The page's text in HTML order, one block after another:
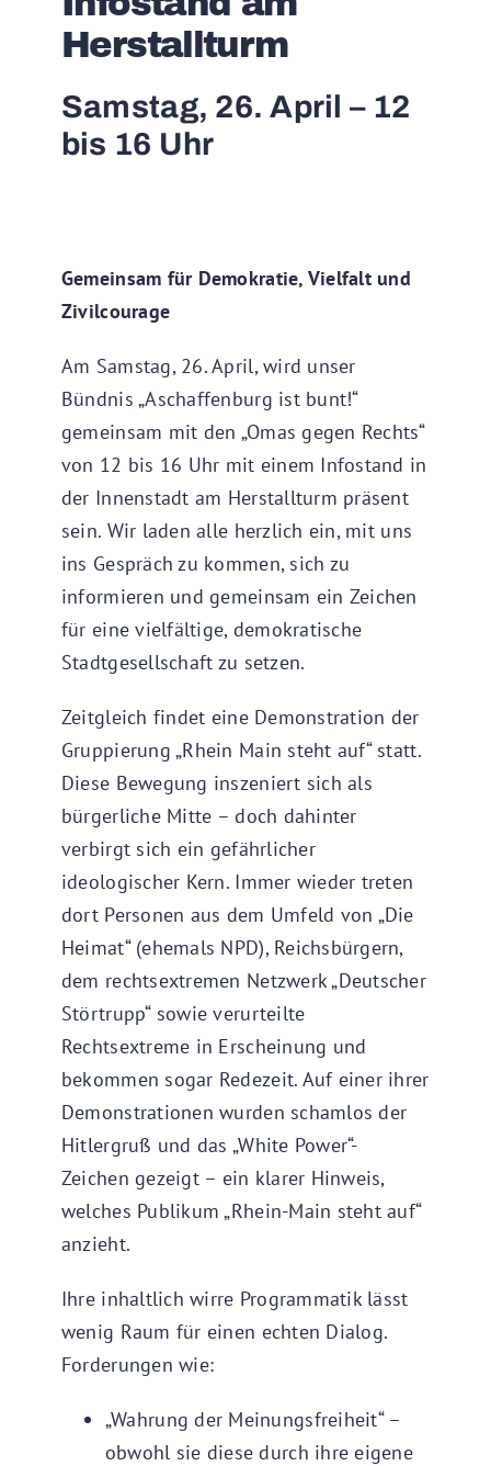
Herstallturm
Samstag, 26. April – 12
bis 16 Uhr
Gemeinsam für Demokratie, Vielfalt und
Zivilcourage
Am Samstag, 26. April, wird unser
Bündnis „Aschaffenburg ist bunt!“
gemeinsam mit den „Omas gegen Rechts“
von 12 bis 16 Uhr mit einem Infostand in
der Innenstadt am Herstallturm präsent
sein. Wir laden alle herzlich ein, mit uns
ins Gespräch zu kommen, sich zu
informieren und gemeinsam ein Zeichen
für eine vielfältige, demokratische
Stadtgesellschaft zu setzen.
Zeitgleich findet eine Demonstration der
Gruppierung „Rhein Main steht auf“ statt.
Diese Bewegung inszeniert sich als
bürgerliche Mitte – doch dahinter
verbirgt sich ein gefährlicher
ideologischer Kern. Immer wieder treten
dort Personen aus dem Umfeld von „Die
Heimat“ (ehemals NPD), Reichsbürgern,
dem rechtsextremen Netzwerk „Deutscher
Störtrupp“ sowie verurteilte
Rechtsextreme in Erscheinung und
bekommen sogar Redezeit. Auf einer ihrer
Demonstrationen wurden schamlos der
Hitlergruß und das „White Power“-
Zeichen gezeigt – ein klarer Hinweis,
welches Publikum „Rhein-Main steht auf“
anzieht.
Ihre inhaltlich wirre Programmatik lässt
wenig Raum für einen echten Dialog.
Forderungen wie:
„Wahrung der Meinungsfreiheit“ –
obwohl sie diese durch ihre eigene